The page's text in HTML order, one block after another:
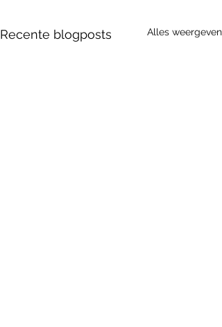
Recente blogposts Alles weergeven